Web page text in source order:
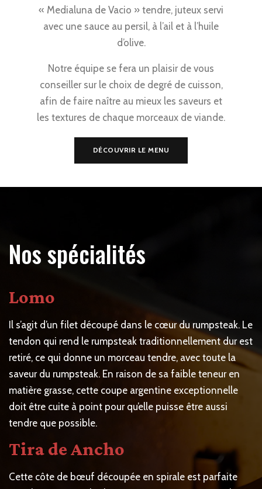
« Medialuna de Vacio » tendre, juteux servi
avec une sauce au persil, à l’ail et à l’huile
d’olive.
Notre équipe se fera un plaisir de vous
conseiller sur le choix de degré de cuisson,
afin de faire naître au mieux les saveurs et
les textures de chaque morceaux de viande.
DÉCOUVRIR LE MENU
Nos spécialités
Lomo
Il s’agit d’un filet découpé dans le cœur du rumpsteak. Le
tendon qui rend le rumpsteak traditionnellement dur est
retiré, ce qui donne un morceau tendre, avec toute la
saveur du rumpsteak. En raison de sa faible teneur en
matière grasse, cette coupe argentine exceptionnelle
doit être cuite à point pour qu’elle puisse être aussi
tendre que possible.
Tira de Ancho
Cette côte de bœuf découpée en spirale est parfaite